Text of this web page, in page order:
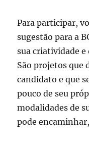
Para participar,
sugestão para a
sua criatividade
São projetos que
candidato e que
pouco de seu
modalidades de
pode